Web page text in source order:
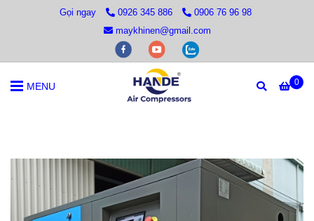
Gọi ngay 0926 345 886
0906 76 96 98
maykhinen@gmail.com
0
MENU